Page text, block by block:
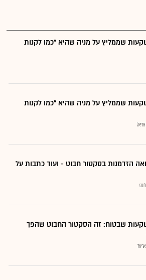
שממליץ על מניה שהיא "כמו לקנות
שממליץ על מניה שהיא "כמו לקנות
הזדמנות בסקטור חבוט - ועוד כתבות על
שבטוח: זה הסקטור החבוט שהפך